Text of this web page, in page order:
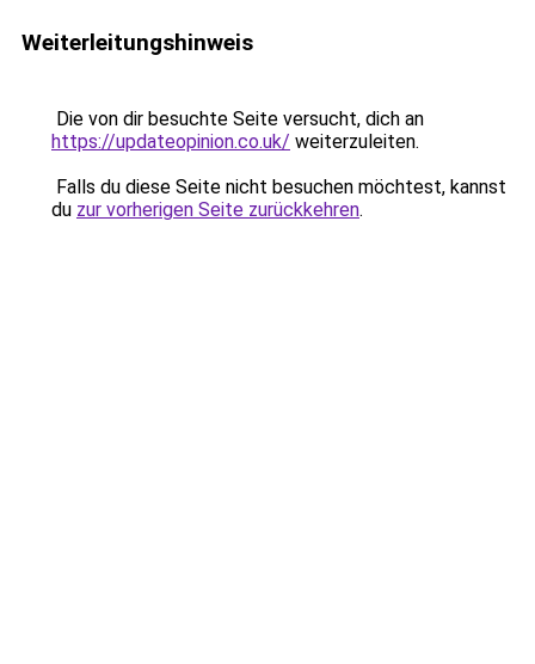
Weiterleitungshinweis
Die von dir besuchte Seite versucht, dich an
https://updateopinion.co.uk/ weiterzuleiten.
Falls du diese Seite nicht besuchen möchtest, kannst
du zur vorherigen Seite zurückkehren.